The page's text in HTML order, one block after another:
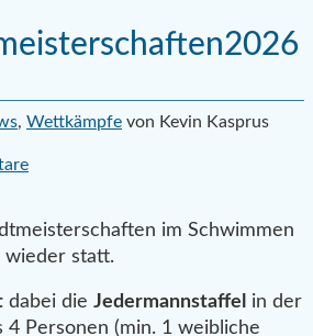
, Wettkämpfe von Kevin Kasprus
im Schwimmen
wieder statt.
dabei die Jedermannstaffel
in der
4 Personen (min. 1 weibliche